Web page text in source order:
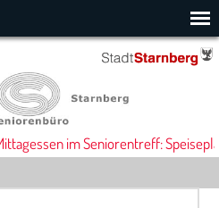
im Seniorentreff: